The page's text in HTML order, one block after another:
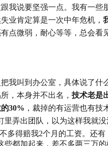
我说要坚强一点。我有一些
业肯定算是一次中年危机，
点微弱，耐心等等，总会看
我叫到办公室，具体说了
，本身并不出名， 技术老是
30% ，裁掉的有运营也有技
弄出团队，以为这样我就
多得赔我2个月的工资。还
都加起来，差不多两三万的